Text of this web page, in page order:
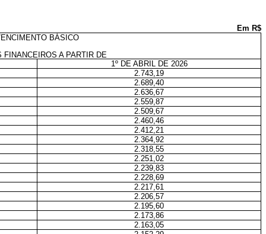
Em R$
BÁSICO
FINANCEIROS A PARTIR DE
1º DE ABRIL DE 2026
2.743,19
2.689,40
2.636,67
2.559,87
2.509,67
2.460,46
2.412,21
2.364,92
2.318,55
2.251,02
2.239,83
2.228,69
2.217,61
2.206,57
2.195,60
2.173,86
2.163,05